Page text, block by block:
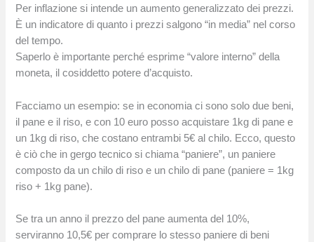
Per inflazione si intende un aumento generalizzato dei prezzi.
È un indicatore di quanto i prezzi salgono “in media” nel corso
del tempo.
Saperlo è importante perché esprime “valore interno” della
moneta, il cosiddetto potere d’acquisto.
Facciamo un esempio: se in economia ci sono solo due beni,
il pane e il riso, e con 10 euro posso acquistare 1kg di pane e
un 1kg di riso, che costano entrambi 5€ al chilo. Ecco, questo
è ciò che in gergo tecnico si chiama “paniere”, un paniere
composto da un chilo di riso e un chilo di pane (paniere = 1kg
riso + 1kg pane).
Se tra un anno il prezzo del pane aumenta del 10%,
serviranno 10,5€ per comprare lo stesso paniere di beni